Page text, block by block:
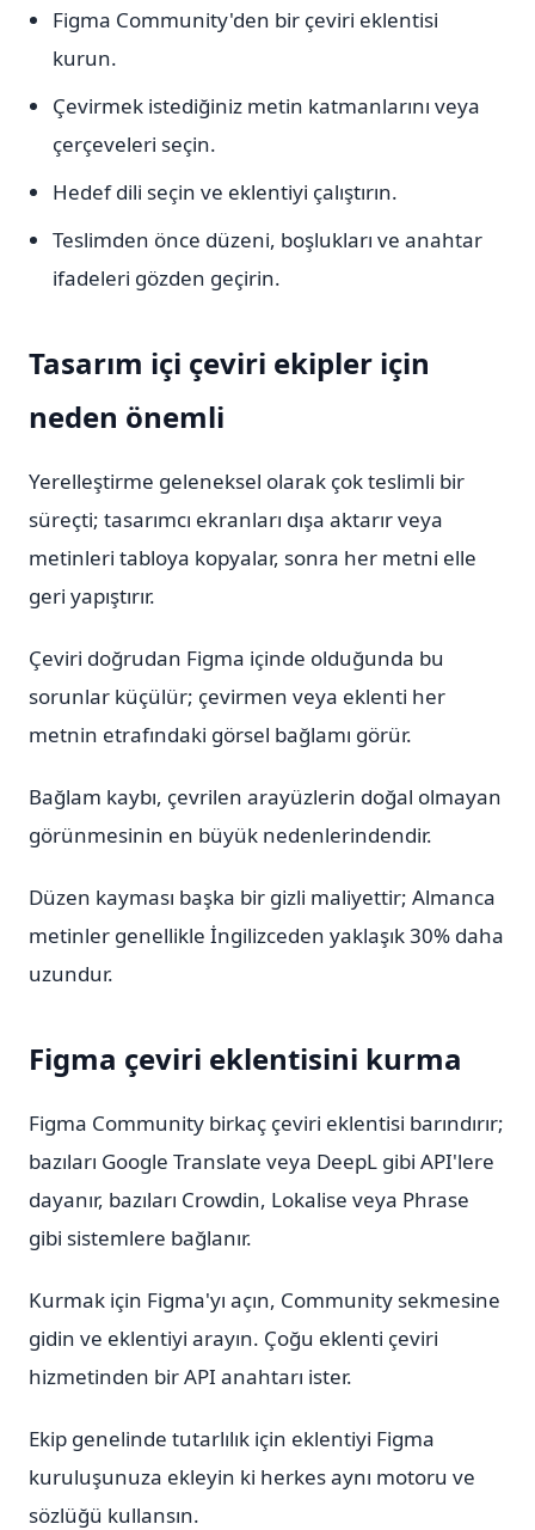
Figma Community'den bir çeviri eklentisi
kurun.
Çevirmek istediğiniz metin katmanlarını veya
çerçeveleri seçin.
Hedef dili seçin ve eklentiyi çalıştırın.
Teslimden önce düzeni, boşlukları ve anahtar
ifadeleri gözden geçirin.
Tasarım içi çeviri ekipler için
neden önemli
Yerelleştirme geleneksel olarak çok teslimli bir
süreçti; tasarımcı ekranları dışa aktarır veya
metinleri tabloya kopyalar, sonra her metni elle
geri yapıştırır.
Çeviri doğrudan Figma içinde olduğunda bu
sorunlar küçülür; çevirmen veya eklenti her
metnin etrafındaki görsel bağlamı görür.
Bağlam kaybı, çevrilen arayüzlerin doğal olmayan
görünmesinin en büyük nedenlerindendir.
Düzen kayması başka bir gizli maliyettir; Almanca
metinler genellikle İngilizceden yaklaşık 30% daha
uzundur.
Figma çeviri eklentisini kurma
Figma Community birkaç çeviri eklentisi barındırır;
bazıları Google Translate veya DeepL gibi API'lere
dayanır, bazıları Crowdin, Lokalise veya Phrase
gibi sistemlere bağlanır.
Kurmak için Figma'yı açın, Community sekmesine
gidin ve eklentiyi arayın. Çoğu eklenti çeviri
hizmetinden bir API anahtarı ister.
Ekip genelinde tutarlılık için eklentiyi Figma
kuruluşunuza ekleyin ki herkes aynı motoru ve
sözlüğü kullansın.